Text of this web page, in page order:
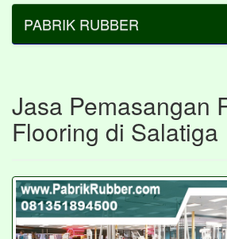
PABRIK RUBBER
Jasa Pemasangan
Flooring di Salatiga